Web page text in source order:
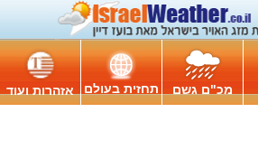
מכ"ם גשם תחזית בעולם אזהרות ועוד